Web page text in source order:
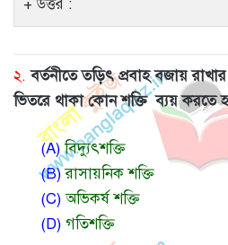
উত্তর :
২. বর্তনীতে তড়িৎ প্রবাহ বজায়
ভিতরে থাকা কোন শক্তি ব্যয় করতে
(A)বিদ্যুৎশক্তি
(B)রাসায়নিক শক্তি
(C)অভিকর্ষ শক্তি
(D) গতিশক্তি